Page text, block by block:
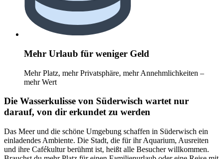
Mehr Urlaub für weniger Geld
Mehr Platz, mehr Privatsphäre, mehr Annehmlichkeiten –
mehr Wert
Die Wasserkulisse von Süderwisch wartet nur
darauf, von dir erkundet zu werden
Das Meer und die schöne Umgebung schaffen in Süderwisch ein
einladendes Ambiente. Die Stadt, die für ihr Aquarium, Ausreiten
und ihre Cafékultur berühmt ist, heißt alle Besucher willkommen.